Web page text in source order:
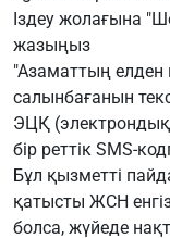
Іздеу жолағына
жазыңыз
"Азаматтың
салынбағанын
ЭЦҚ
бір реттік SMS-
Бұл қызметті
қатысты ЖСН
болса, жүйеде